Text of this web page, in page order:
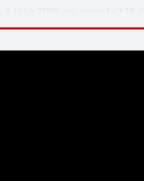
l’été 2016, on comptait 18 de
québécoise de pèlerinages
près de Québec. La